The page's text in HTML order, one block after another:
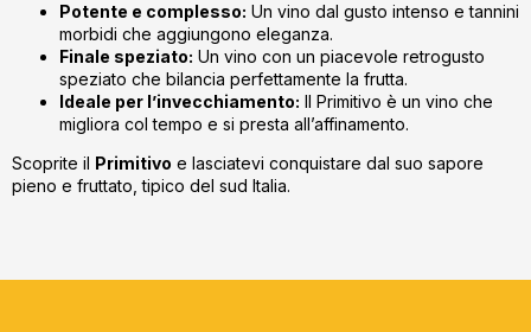
Potente e complesso: Un vino dal gusto intenso e tannini
morbidi che aggiungono eleganza.
Finale speziato: Un vino con un piacevole retrogusto
speziato che bilancia perfettamente la frutta.
Ideale per l’invecchiamento: Il Primitivo è un vino che
migliora col tempo e si presta all’affinamento.
Scoprite il Primitivo e lasciatevi conquistare dal suo sapore
pieno e fruttato, tipico del sud Italia.